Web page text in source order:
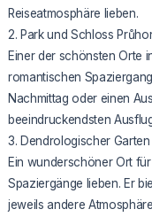
Reiseatmosphäre lieben.
2. Park und Schloss
Einer der schönsten Orte
romantischen
Nachmittag oder einen
beeindruckendsten
3. Dendrologischer
Ein wunderschöner Ort
Spaziergänge lieben. Er
jeweils andere